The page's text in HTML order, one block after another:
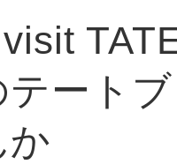
visit
テート
か